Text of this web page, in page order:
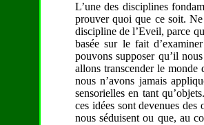
L’une des disciplines
prouver quoi que ce soit.
discipline de l’Eveil, parce
basée sur le fait
pouvons supposer qu’il
allons transcender le monde
nous n’avons jamais
sensorielles en tant
ces idées sont devenues
nous séduisent ou que, au